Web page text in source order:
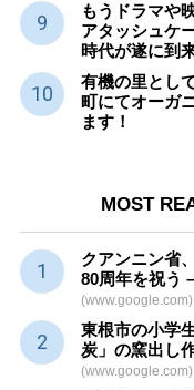
もうドラマや
アタッシュケ
時代が遂に到
有機の里とし
町にてオーガ
ます！
MOST
クアンニン省
80周年を祝う
(www.google.com)
東根市の小学
炭」の窯出し
(www.google.com)